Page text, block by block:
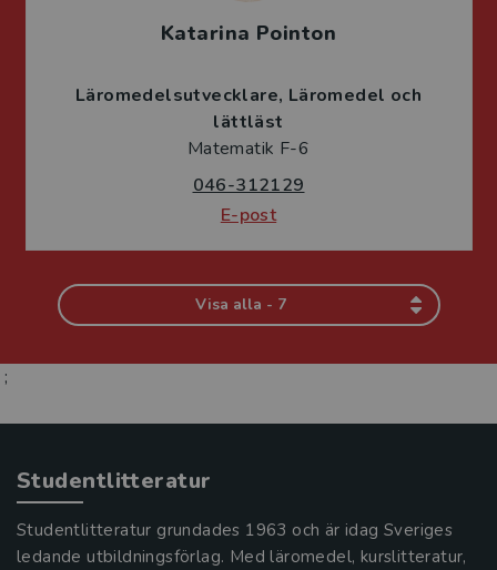
Katarina Pointon
Läromedelsutvecklare Läromedel och
lättläst
Matematik F-6
046-312129
E-post
Visa alla - 7
;
Studentlitteratur
Studentlitteratur grundades 1963 och är idag Sveriges
ledande utbildningsförlag. Med läromedel, kurslitteratur,